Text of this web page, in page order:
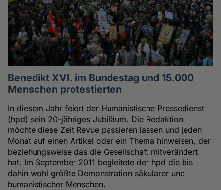
Benedikt XVI. im Bundestag und 15.000
Menschen protestierten
In diesem Jahr feiert der Humanistische Pressedienst
(hpd) sein 20-jähriges Jubiläum. Die Redaktion
möchte diese Zeit Revue passieren lassen und jeden
Monat auf einen Artikel oder ein Thema hinweisen, der
beziehungsweise das die Gesellschaft mitverändert
hat. Im September 2011 begleitete der hpd die bis
dahin wohl größte Demonstration säkularer und
humanistischer Menschen.